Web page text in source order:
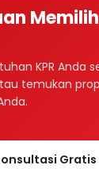
Memilih
KPR Anda
temukan
Gratis